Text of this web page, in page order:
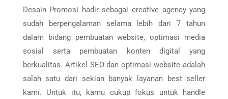
Desain Promosi hadir sebagai creative agency yang
sudah berpengalaman selama lebih dari 7 tahun
dalam bidang pembuatan website, optimasi media
sosial serta pembuatan konten digital yang
berkualitas. Artikel SEO dan optimasi website adalah
salah satu dari sekian banyak layanan best seller
kami. Untuk itu, kamu cukup fokus untuk handle